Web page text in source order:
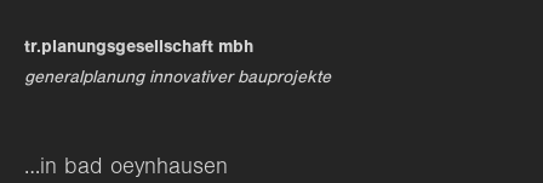
tr.planungsgesellschaft mbh
generalplanung innovativer bauprojekte
…in bad oeynhausen